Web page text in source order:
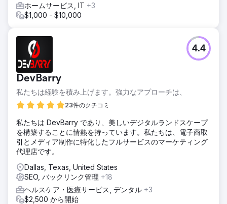
ホームサービス, IT +3
$1,000 - $10,000
DevBarry
私たちは経験を積み上げます。強力なアプローチは、
23件のクチコミ
4.4
私たちは DevBarry であり、美しいデジタルランドスケープ
を構築することに情熱を持っています。私たちは、電子商取
引とメディア制作に特化したフルサービスのマーケティング
代理店です。
Dallas, Texas, United States
SEO, バックリンク管理 +18
ヘルスケア・医療サービス, デンタル +3
$2,500 から開始